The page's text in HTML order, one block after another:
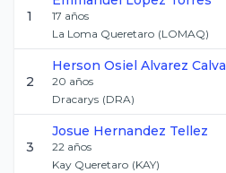
1 17 años
La Loma Queretaro (LOMAQ)
2
Herson Osiel Alvarez Calva
20 años
Dracarys (DRA)
3
Josue Hernandez Tellez
22 años
Kay Queretaro (KAY)